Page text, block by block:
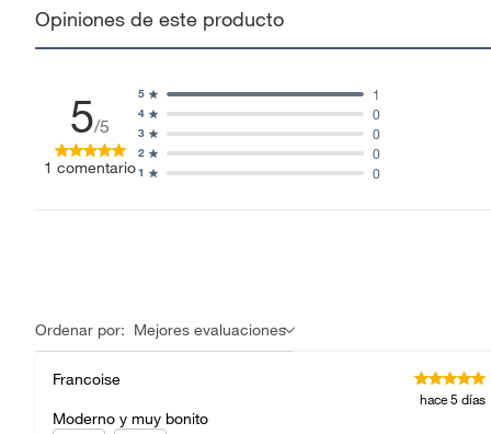
Opiniones de este producto
5/5
1 comentario1 0
2 0
3 0
4 0
5 1
Ordenar por: Mejores evaluaciones
Francoise
hace 5 días
Moderno y muy bonito